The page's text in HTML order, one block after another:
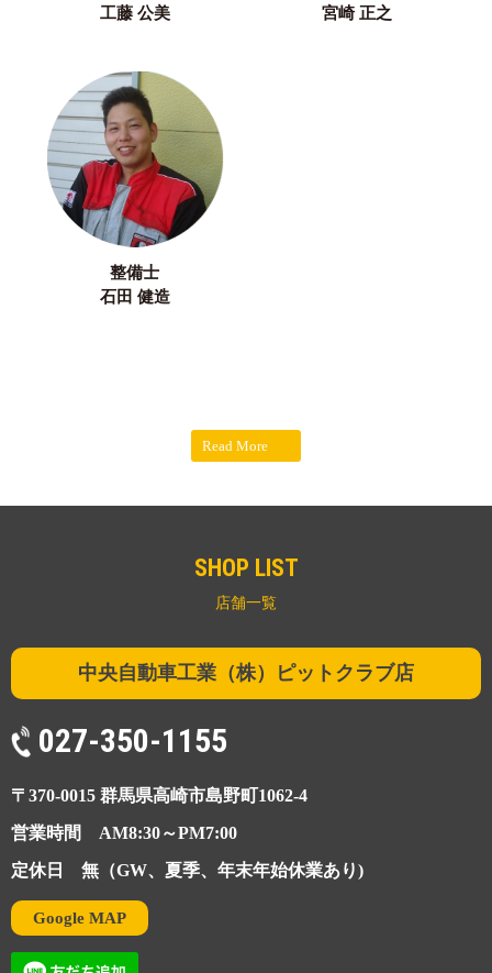
工藤 公美
宮崎 正之
整備士
石田 健造
Read More
SHOP LIST
店舗一覧
中央自動車工業（株）ピットクラブ店
027-350-1155
〒370-0015 群馬県高崎市島野町1062-4
営業時間 AM8:30～PM7:00
定休日 無（GW、夏季、年末年始休業あり)
Google MAP